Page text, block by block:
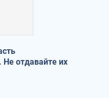
Не отдавайте их